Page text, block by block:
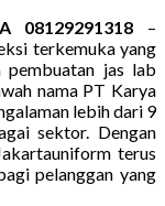
08129291318 –
terkemuka yang
pembuatan jas lab
nama PT Karya
lebih dari 9
sektor. Dengan
terus
pelanggan yang